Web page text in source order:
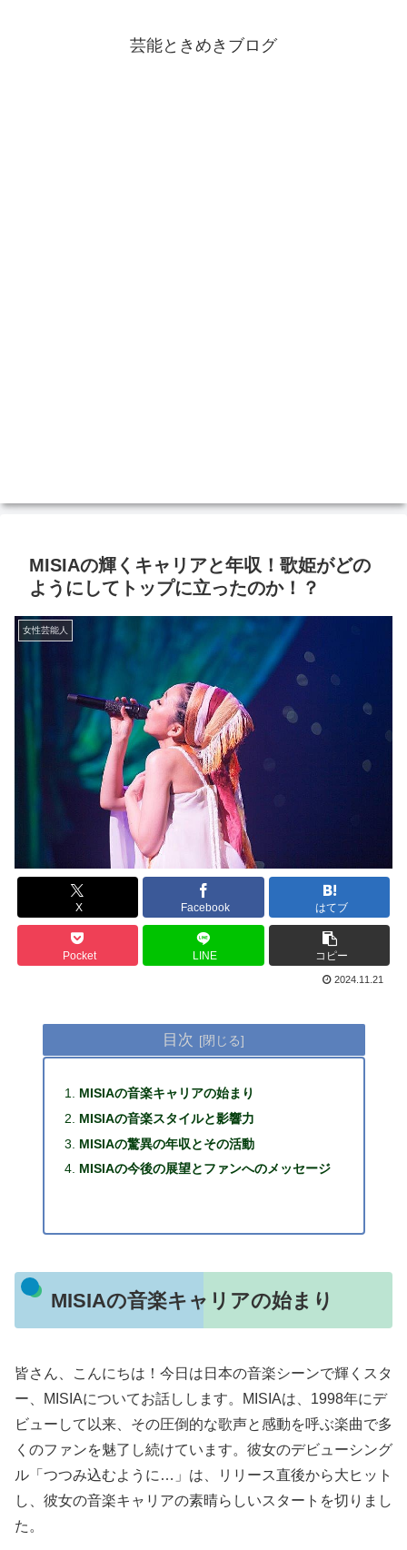
芸能ときめきブログ
MISIAの輝くキャリアと年収！歌姫がどの
ようにしてトップに立ったのか！？
女性芸能人
X Facebook はてブ
Pocket LINE コピー
2024.11.21
目次
MISIAの音楽キャリアの始まり
MISIAの音楽スタイルと影響力
MISIAの驚異の年収とその活動
MISIAの今後の展望とファンへのメッセージ
MISIAの音楽キャリアの始まり
皆さん、こんにちは！今日は日本の音楽シーンで輝くスタ
ー、MISIAについてお話しします。MISIAは、1998年にデ
ビューして以来、その圧倒的な歌声と感動を呼ぶ楽曲で多
くのファンを魅了し続けています。彼女のデビューシング
ル「つつみ込むように…」は、リリース直後から大ヒット
し、彼女の音楽キャリアの素晴らしいスタートを切りまし
た。